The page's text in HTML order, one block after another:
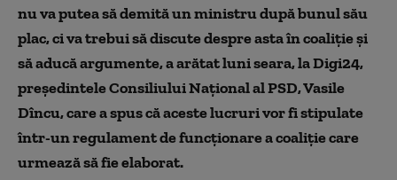
nu va putea să demită un ministru după bunul său
plac, ci va trebui să discute despre asta în coaliție și
să aducă argumente, a arătat luni seara, la Digi24,
președintele Consiliului Național al PSD, Vasile
Dîncu, care a spus că aceste lucruri vor fi stipulate
într-un regulament de funcționare a coaliție care
urmează să fie elaborat.